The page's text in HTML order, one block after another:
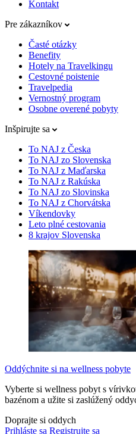
Kontakt
Pre zákazníkov
Časté otázky
Benefity
Hotely na Travelkingu
Cestovné poistenie
Travelpedia
Vernostný program
Osobne overené pobyty
Inšpirujte sa
To NAJ z Česka
To NAJ zo Slovenska
To NAJ z Maďarska
To NAJ z Rakúska
To NAJ zo Slovinska
To NAJ z Chorvátska
Víkendovky
Leto plné cestovania
8 krajov Slovenska
Oddýchnite si na wellness pobyte
Vyberte si wellness pobyt s
bazénom a užite si zaslúžený
Doprajte si oddych
Prihláste sa Registrujte sa